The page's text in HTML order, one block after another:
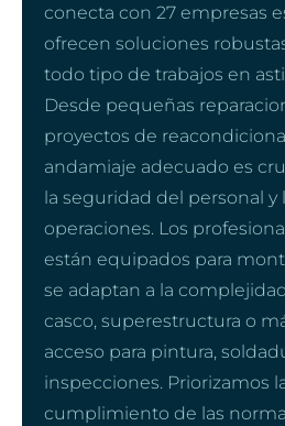
conecta con 27 empresas
ofrecen soluciones
todo tipo de trabajos en
Desde pequeñas
proyectos de
andamiaje adecuado es
la seguridad del personal y
operaciones. Los
están equipados para
se adaptan a la
casco, superestructura o
acceso para pintura,
inspecciones. Priorizamos
cumplimiento de las